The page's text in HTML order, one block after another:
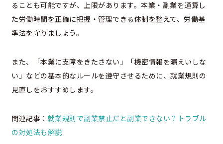
ることも可能ですが、上限があります。本業・副業を通算し
た労働時間を正確に把握・管理できる体制を整えて、労働基
準法を守りましょう。
また、「本業に支障をきたさない」「機密情報を漏えいしな
い」などの基本的なルールを遵守させるために、就業規則の
見直しをおすすめします。
関連記事： 就業規則で副業禁止だと副業できない？トラブル
の対処法も解説